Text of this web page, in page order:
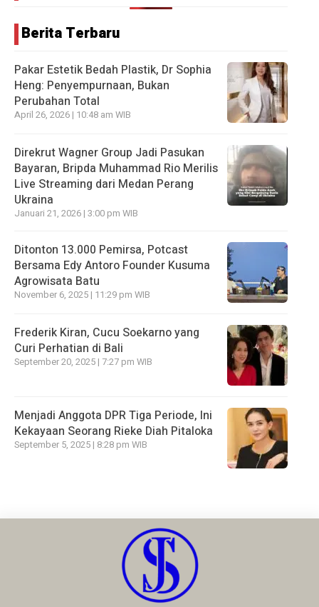
Berita Terbaru
Pakar Estetik Bedah Plastik, Dr Sophia
Heng: Penyempurnaan, Bukan
Perubahan Total
April 26, 2026 | 10:48 am WIB
Direkrut Wagner Group Jadi Pasukan
Bayaran, Bripda Muhammad Rio Merilis
Live Streaming dari Medan Perang
Ukraina
Januari 21, 2026 | 3:00 pm WIB
Ditonton 13.000 Pemirsa, Potcast
Bersama Edy Antoro Founder Kusuma
Agrowisata Batu
November 6, 2025 | 11:29 pm WIB
Frederik Kiran, Cucu Soekarno yang
Curi Perhatian di Bali
September 20, 2025 | 7:27 pm WIB
Menjadi Anggota DPR Tiga Periode, Ini
Kekayaan Seorang Rieke Diah Pitaloka
September 5, 2025 | 8:28 pm WIB